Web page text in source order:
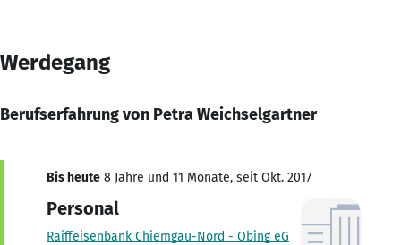
Werdegang
Berufserfahrung von Petra Weichselgartner
Bis heute 8 Jahre und 11 Monate, seit Okt. 2017
Personal
Raiffeisenbank Chiemgau-Nord - Obing eG